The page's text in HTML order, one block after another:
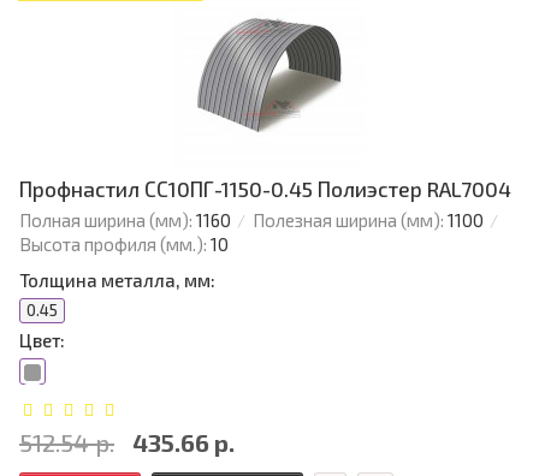
Профнастил СС10ПГ-1150-0.45 Полиэстер RAL7004
Полная ширина (мм): 1160 Полезная ширина (мм): 1100
Высота профиля (мм.): 10
Толщина металла, мм:
0.45
Цвет:
512.54 р. 435.66 р.